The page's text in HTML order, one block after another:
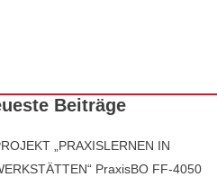
Beiträge
„PRAXISLERNEN IN
PraxisBO FF-4050